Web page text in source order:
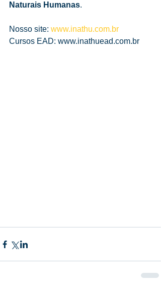
Naturais Humanas.
Nosso site: www.inathu.com.br
Cursos EAD: www.inathuead.com.br